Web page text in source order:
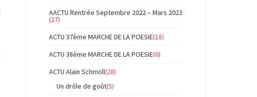
AACTU Rentrée Septembre 2022 – Mars 2023
(27)
ACTU 37ème MARCHE DE LA POESIE(18)
ACTU 38ème MARCHE DE LA POESIE(6)
ACTU Alain Schmoll(28)
Un drôle de goût(5)